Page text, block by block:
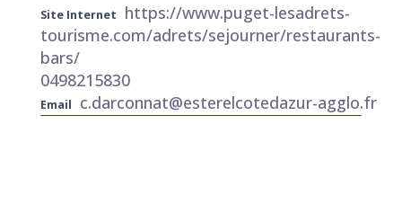
Site Internet
https://www.puget-lesadrets-
tourisme.com/adrets/sejourner/restaurants-
bars/
0498215830
Email c.darconnat@esterelcotedazur-agglo.fr